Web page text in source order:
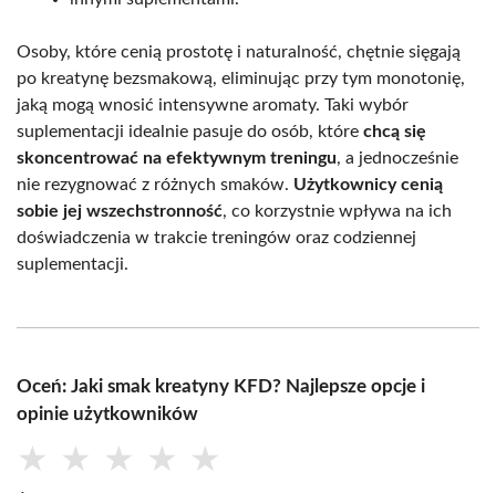
Osoby, które cenią prostotę i naturalność, chętnie sięgają
po kreatynę bezsmakową, eliminując przy tym monotonię,
jaką mogą wnosić intensywne aromaty. Taki wybór
suplementacji idealnie pasuje do osób, które chcą się
skoncentrować na efektywnym treningu, a jednocześnie
nie rezygnować z różnych smaków. Użytkownicy cenią
sobie jej wszechstronność, co korzystnie wpływa na ich
doświadczenia w trakcie treningów oraz codziennej
suplementacji.
Oceń: Jaki smak kreatyny KFD? Najlepsze opcje i
opinie użytkowników
★ ★ ★ ★ ★